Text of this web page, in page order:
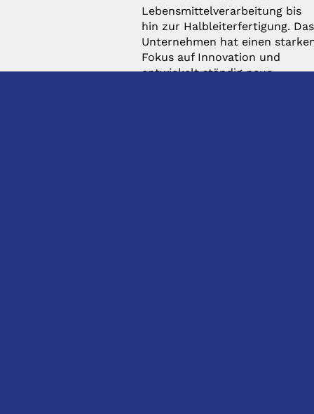
Lebensmittelverarbeitung bis
hin zur Halbleiterfertigung. Das
Unternehmen hat einen
Fokus auf Innovation und
entwickelt ständig neue